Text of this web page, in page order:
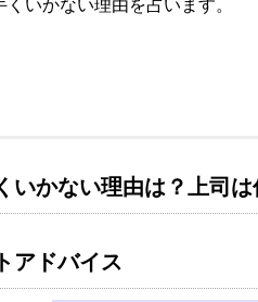
いかない理由を占います。
いかない理由は？上司は
アドバイス